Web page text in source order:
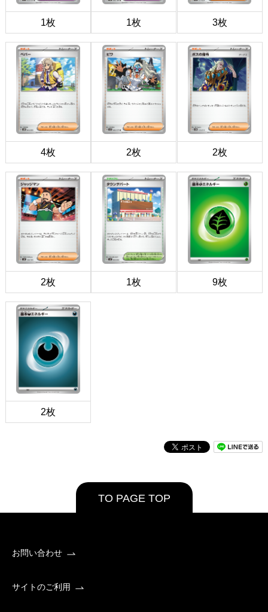
1枚 1枚 3枚
4枚 2枚 2枚
2枚 1枚 9枚
2枚
TO PAGE TOP
お問い合わせ
サイトのご利用